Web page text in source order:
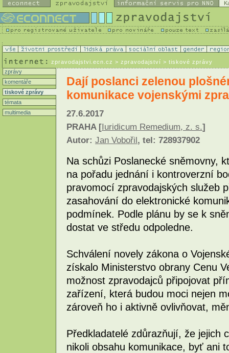
zpravodajstvi.ecn.cz > zpravodajství > tiskové zprávy
zprávy
komentáře
tiskové zprávy
témata
multimedia
Dají poslanci zelenou
komunikace vojenskými
27.6.2017
PRAHA [ Iuridicum Remedium, z. s.]
Autor: Jan Vobořil , tel: 728937902
Na schůzi Poslanecké sněmovny,
na pořadu jednání i kontroverzní
pravomocí zpravodajských služeb
zasahování do elektronické
podmínek. Podle plánu by se k
dostat ve středu odpoledne.
Schválení novely zákona o
získalo Ministerstvo obrany Cenu
možnost zpravodajců připojovat
zařízení, která budou moci nejen
zároveň ho i aktivně ovlivňovat,
Předkladatelé zdůrazňují, že jejich
nikoli obsahu komunikace, byť ani